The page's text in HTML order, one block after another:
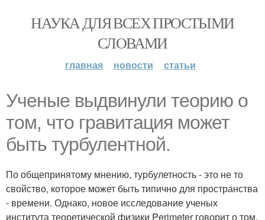
НАУКА ДЛЯ ВСЕХ ПРОСТЫМИ
СЛОВАМИ
главная новости статьи
Ученые выдвинули теорию о
том, что гравитация может
быть турбулентной.
По общепринятому мнению, турбулетность - это не то
свойство, которое может быть типично для пространства
- времени. Однако, новое исследование ученых
института теоретической физики Perimeter говорит о том,